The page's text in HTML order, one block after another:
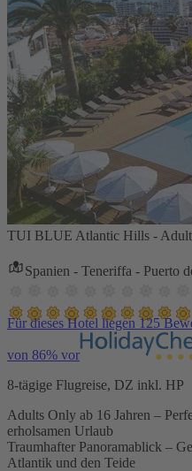
TUI BLUE Atlantic Hills -
Spanien - Teneriffa - Puerto
Für dieses Hotel liegen 125
von 86% vor
8-tägige Flugreise, DZ inkl. HP
Adults Only ab 16 Jahren –
erholsamen Urlaub
Traumhafter Panoramablick –
Atlantik und den Teide